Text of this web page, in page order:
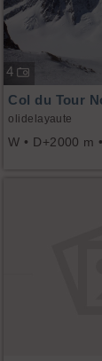
4
Col du Tour
olidelayaute
W • D+2000 m